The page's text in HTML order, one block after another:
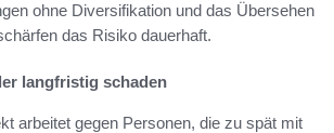
ohne Diversifikation und das Übersehen
das Risiko dauerhaft.
langfristig schaden
arbeitet gegen Personen, die zu spät mit